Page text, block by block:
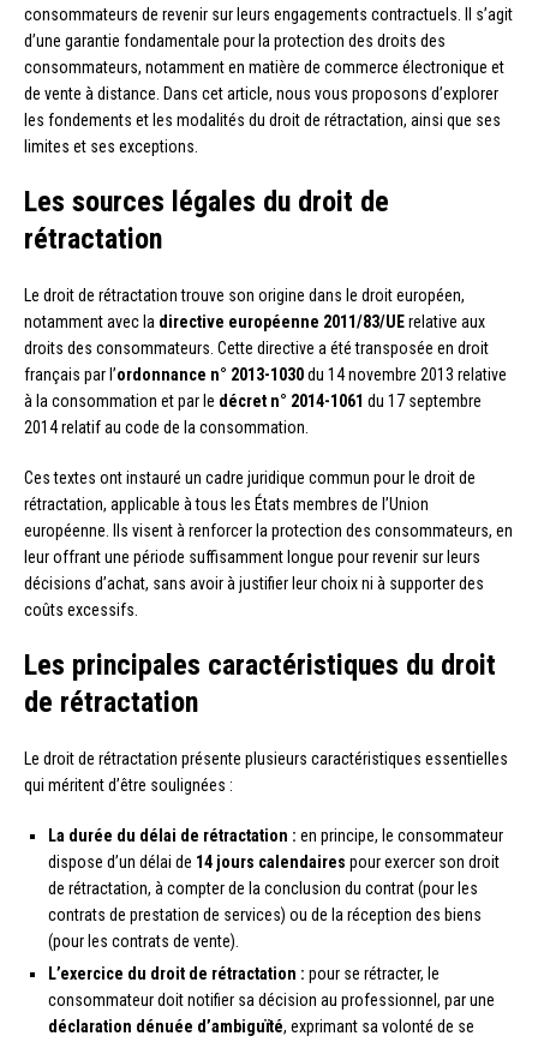
consommateurs de revenir sur leurs engagements contractuels. Il s’agit
d’une garantie fondamentale pour la protection des droits des
consommateurs, notamment en matière de commerce électronique et
de vente à distance. Dans cet article, nous vous proposons d’explorer
les fondements et les modalités du droit de rétractation, ainsi que ses
limites et ses exceptions.
Les sources légales du droit de
rétractation
Le droit de rétractation trouve son origine dans le droit européen,
notamment avec la directive européenne 2011/83/UErelative aux
droits des consommateurs. Cette directive a été transposée en droit
français par l’ordonnance n° 2013-1030du 14 novembre 2013 relative
à la consommation et par le décret n° 2014-1061 du 17 septembre
2014 relatif au code de la consommation.
Ces textes ont instauré un cadre juridique commun pour le droit de
rétractation, applicable à tous les États membres de l’Union
européenne. Ils visent à renforcer la protection des consommateurs, en
leur offrant une période suffisamment longue pour revenir sur leurs
décisions d’achat, sans avoir à justifier leur choix ni à supporter des
coûts excessifs.
Les principales caractéristiques du droit
de rétractation
Le droit de rétractation présente plusieurs caractéristiques essentielles
qui méritent d’être soulignées :
La durée du délai de rétractation : en principe, le consommateur
dispose d’un délai de 14 jours calendaires pour exercer son droit
de rétractation, à compter de la conclusion du contrat (pour les
contrats de prestation de services) ou de la réception des biens
(pour les contrats de vente).
L’exercice du droit de rétractation : pour se rétracter, le
consommateur doit notifier sa décision au professionnel, par une
déclaration dénuée d’ambiguïté, exprimant sa volonté de se